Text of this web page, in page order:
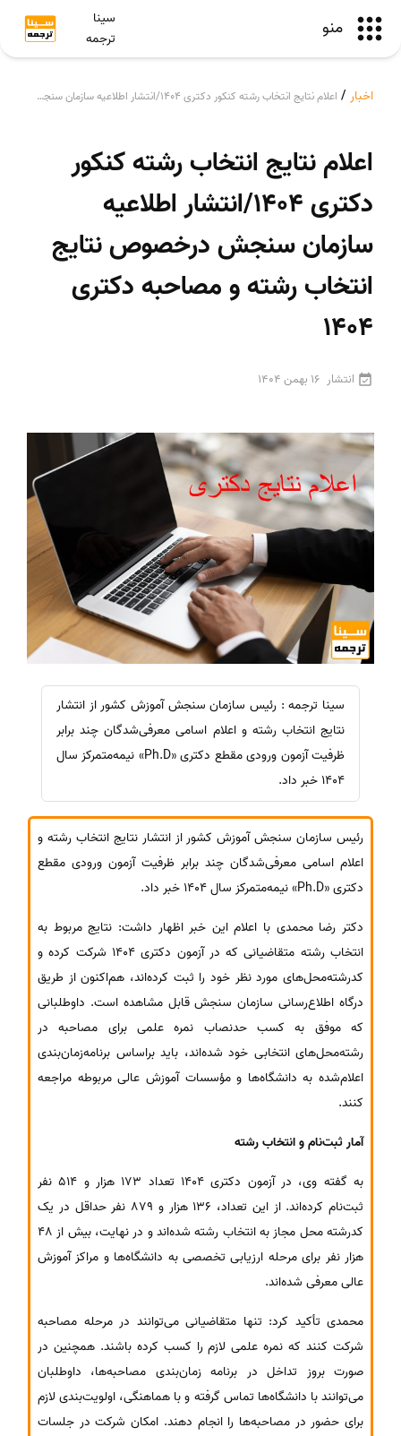
منو
سینا
ترجمه
اخبار / اعلام نتایج انتخاب رشته کنکور دکتری 1404/انتشار اطلاعیه سازمان سنجش درخصوص نتایج انتخاب رشته و مصاحبه دکتری 1404
اعلام نتایج انتخاب رشته کنکور
دکتری 1404/انتشار اطلاعیه
سازمان سنجش درخصوص نتایج
انتخاب رشته و مصاحبه دکتری
1404
انتشار 16 بهمن 1404
سینا ترجمه : رئیس سازمان سنجش آموزش کشور از انتشار
نتایج انتخاب رشته و اعلام اسامی معرفی‌شدگان چند برابر
ظرفیت آزمون ورودی مقطع دکتری «Ph.D» نیمه‌متمرکز سال
1404 خبر داد.
رئیس سازمان سنجش آموزش کشور از انتشار نتایج انتخاب رشته و
اعلام اسامی معرفی‌شدگان چند برابر ظرفیت آزمون ورودی مقطع
دکتری «Ph.D» نیمه‌متمرکز سال 1404 خبر داد.
دکتر رضا محمدی با اعلام این خبر اظهار داشت: نتایج مربوط به
انتخاب رشته متقاضیانی که در آزمون دکتری 1404 شرکت کرده و
کدرشته‌محل‌های مورد نظر خود را ثبت کرده‌اند، هم‌اکنون از طریق
درگاه اطلاع‌رسانی سازمان سنجش قابل مشاهده است. داوطلبانی
که موفق به کسب حدنصاب نمره علمی برای مصاحبه در
رشته‌محل‌های انتخابی خود شده‌اند، باید براساس برنامه‌زمان‌بندی
اعلام‌شده به دانشگاه‌ها و مؤسسات آموزش عالی مربوطه مراجعه
کنند.
آمار ثبت‌نام و انتخاب رشته
به گفته وی، در آزمون دکتری 1404 تعداد 173 هزار و 514 نفر
ثبت‌نام کرده‌اند. از این تعداد، 136 هزار و 879 نفر حداقل در یک
کدرشته محل مجاز به انتخاب رشته شده‌اند و در نهایت، بیش از 48
هزار نفر برای مرحله ارزیابی تخصصی به دانشگاه‌ها و مراکز آموزش
عالی معرفی شده‌اند.
محمدی تأکید کرد: تنها متقاضیانی می‌توانند در مرحله مصاحبه
شرکت کنند که نمره علمی لازم را کسب کرده باشند. همچنین در
صورت بروز تداخل در برنامه زمان‌بندی مصاحبه‌ها، داوطلبان
می‌توانند با دانشگاه‌ها تماس گرفته و با هماهنگی، اولویت‌بندی لازم
برای حضور در مصاحبه‌ها را انجام دهند. امکان شرکت در جلسات